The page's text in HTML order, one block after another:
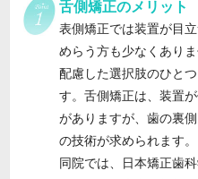
舌側矯正のメリット
表側矯正では装置が目
めらう方も少なくあり
配慮した選択肢のひと
す。舌側矯正は、装置
がありますが、歯の裏
の技術が求められます。
同院では、日本矯正歯